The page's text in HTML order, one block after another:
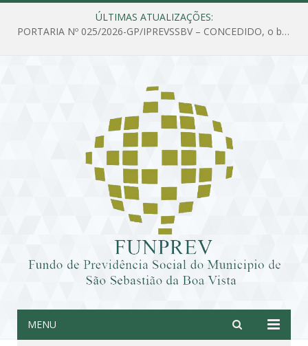
ÚLTIMAS ATUALIZAÇÕES:
PORTARIA Nº 025/2026-GP/IPREVSSBV – CONCEDIDO, o benefício de PENSÃO a MARIA ESTELA DOS SANTOS SOUZA
MENU